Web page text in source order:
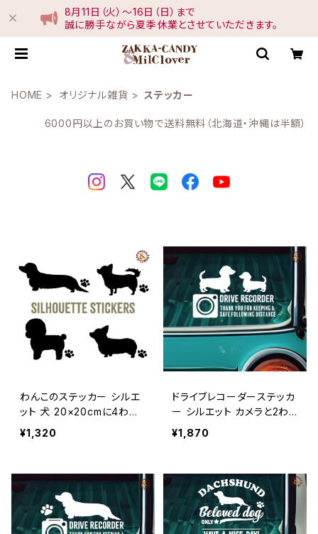
8月11日（火）〜16日（日）まで
誠に勝手ながら夏季休業とさせていただきます。
HOME オリジナル雑貨 ステッカー
6000円以上のお買い物で送料無料（北海道・沖縄は半額）
わんこのステッカー シルエ
ット 犬 20×20cmに4わん
こ / 屋外 防水 車 バイク ガ
ラス 自転車 木 板
¥1,320
ドライブレコーダーステッカ
ー シルエット カメラと2わ
んこ / 多頭 ドラレコ 屋外
防水 車 バイク ガラス 自転
ダックスフント トイプードル
チワワ チワックス マルプー
シュナウザー
¥1,870